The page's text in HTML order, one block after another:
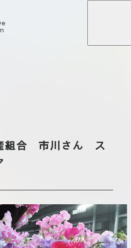
組合 市川さん ス
BLOG
STORY
Gallery
お取引につ